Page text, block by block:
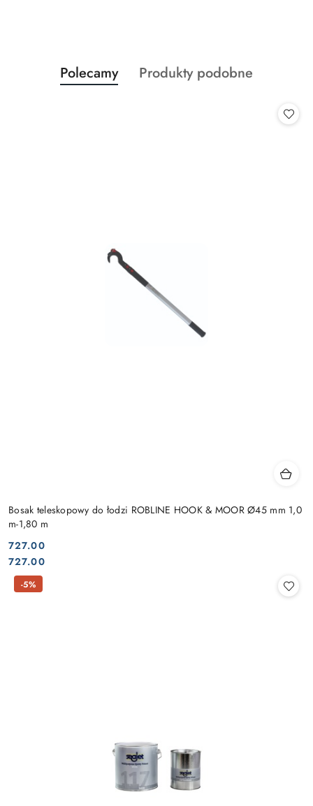
Pomiń karuzelę produktów
Produkty
o
Polecamy
Produkty
Produkty podobne
Bosak teleskopowy do łodzi ROBLINE HOOK & MOOR Ø45 mm 1,0
m-1,80 m
Cena:
727.00
Cena:
727.00
-5%